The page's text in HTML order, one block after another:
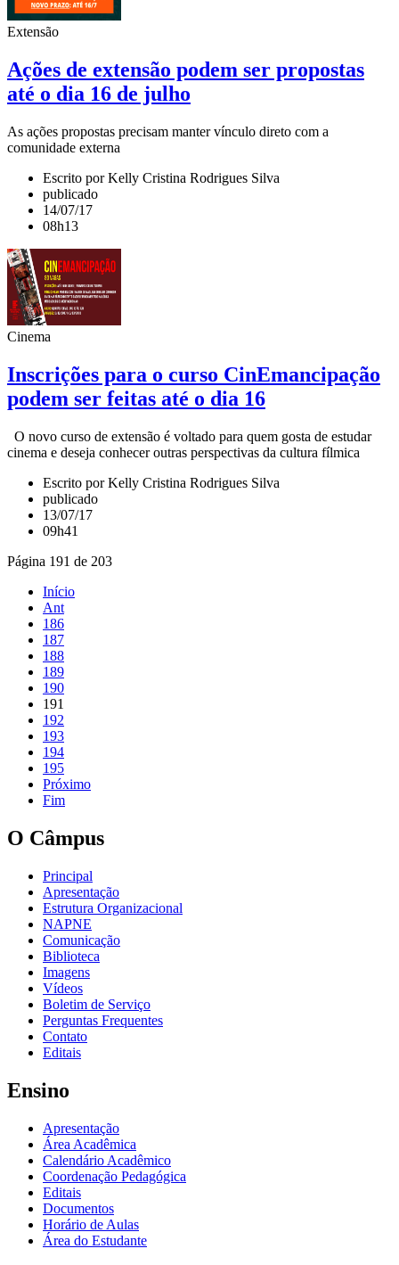
Extensão
Ações de extensão podem ser propostas
até o dia 16 de julho
As ações propostas precisam manter vínculo direto com a
comunidade externa
Escrito por Kelly Cristina Rodrigues Silva
publicado
14/07/17
08h13
Cinema
Inscrições para o curso CinEmancipação
podem ser feitas até o dia 16
O novo curso de extensão é voltado para quem gosta de estudar
cinema e deseja conhecer outras perspectivas da cultura fílmica
Escrito por Kelly Cristina Rodrigues Silva
publicado
13/07/17
09h41
Página 191 de 203
Início
Ant
186
187
188
189
190
191
192
193
194
195
Próximo
Fim
O Câmpus
Principal
Apresentação
Estrutura Organizacional
NAPNE
Comunicação
Biblioteca
Imagens
Vídeos
Boletim de Serviço
Perguntas Frequentes
Contato
Editais
Ensino
Apresentação
Área Acadêmica
Calendário Acadêmico
Coordenação Pedagógica
Editais
Documentos
Horário de Aulas
Área do Estudante